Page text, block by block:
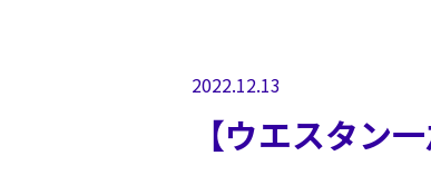
2022.12.13
【ウエスタン